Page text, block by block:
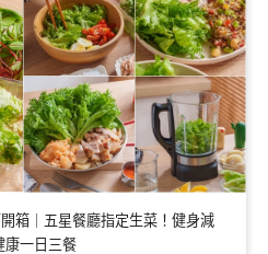
箱｜五星餐廳指定生菜！健身減
康一日三餐